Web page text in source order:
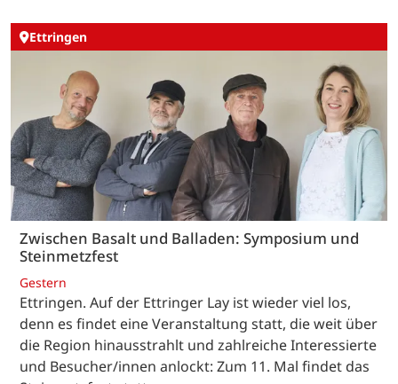
Ettringen
Zwischen Basalt und Balladen: Symposium und
Steinmetzfest
Gestern
Ettringen. Auf der Ettringer Lay ist wieder viel los,
denn es findet eine Veranstaltung statt, die weit über
die Region hinausstrahlt und zahlreiche Interessierte
und Besucher/innen anlockt: Zum 11. Mal findet das